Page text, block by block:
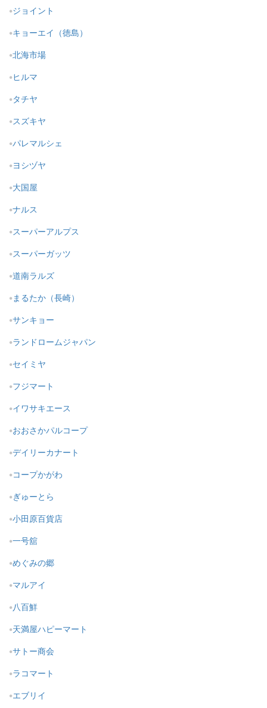
ジョイント
キョーエイ（徳島）
北海市場
ヒルマ
タチヤ
スズキヤ
パレマルシェ
ヨシヅヤ
大国屋
ナルス
スーパーアルプス
スーパーガッツ
道南ラルズ
まるたか（長崎）
サンキョー
ランドロームジャパン
セイミヤ
フジマート
イワサキエース
おおさかパルコープ
デイリーカナート
コープかがわ
ぎゅーとら
小田原百貨店
一号舘
めぐみの郷
マルアイ
八百鮮
天満屋ハピーマート
サトー商会
ラコマート
エブリイ